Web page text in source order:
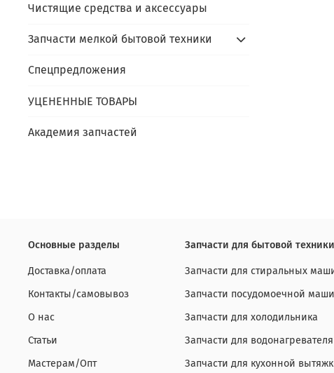
Чистящие средства и аксессуары
Запчасти мелкой бытовой техники
Спецпредложения
УЦЕНЕННЫЕ ТОВАРЫ
Академия запчастей
Основные разделы
Доставка/оплата
Контакты/самовывоз
О нас
Статьи
Мастерам/Опт
Запчасти для бытовой техники
Запчасти для стиральных
Запчасти посудомоечной
Запчасти для холодильника
Запчасти для водонагревателя
Запчасти для кухонной